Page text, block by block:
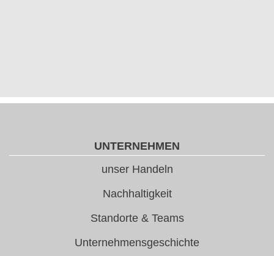
UNTERNEHMEN
unser Handeln
Nachhaltigkeit
Standorte & Teams
Unternehmensgeschichte